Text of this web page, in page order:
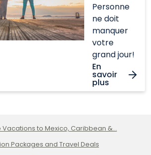
Personne
ne doit
manquer
votre
grand jour!
En
savoir
plus
Vacations to Mexico, Caribbean &...
Packages and Travel Deals